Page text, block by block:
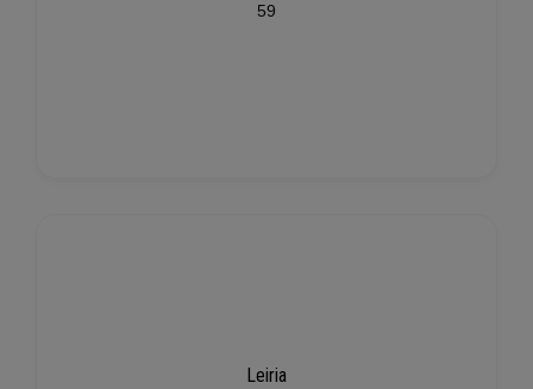
59
Leiria